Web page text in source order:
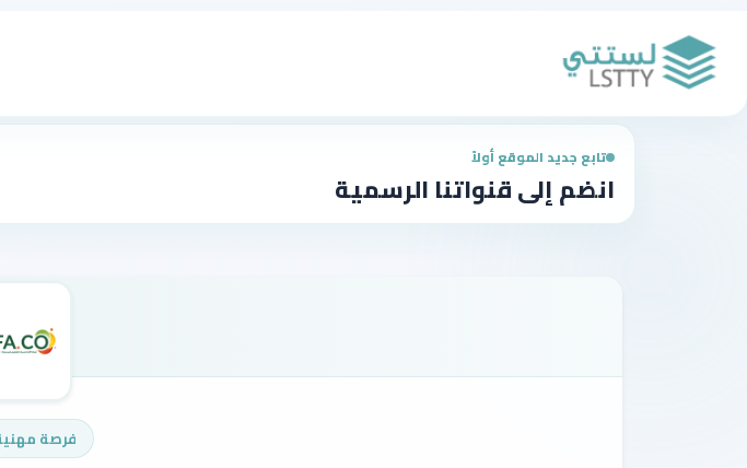
تابع جديد الموقع أولاً
انضم إلى قنواتنا الرسمية
فرصة